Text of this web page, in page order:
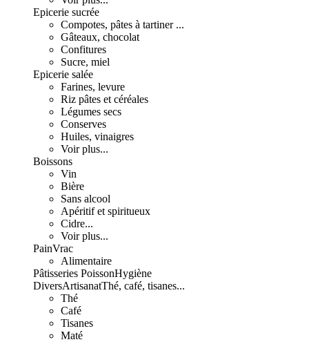
Epicerie sucrée
Compotes, pâtes à tartiner ...
Gâteaux, chocolat
Confitures
Sucre, miel
Epicerie salée
Farines, levure
Riz pâtes et céréales
Légumes secs
Conserves
Huiles, vinaigres
Voir plus...
Boissons
Vin
Bière
Sans alcool
Apéritif et spiritueux
Cidre...
Voir plus...
PainVrac
Alimentaire
Pâtisseries PoissonHygiène
DiversArtisanatThé, café, tisanes...
Thé
Café
Tisanes
Maté